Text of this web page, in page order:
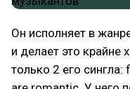
Он исполняет в
и делает это
только 2 его